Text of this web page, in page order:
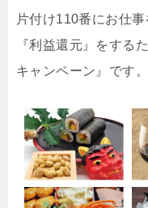
片付け110番にお仕
『利益還元』をする
キャンペーン』です。